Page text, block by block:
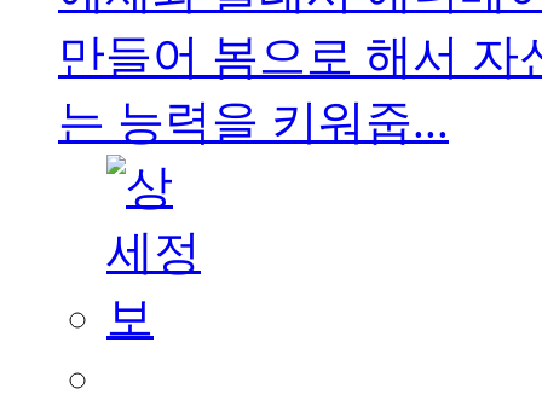
만들어 봄으로 해서
는 능력을 키워줍...